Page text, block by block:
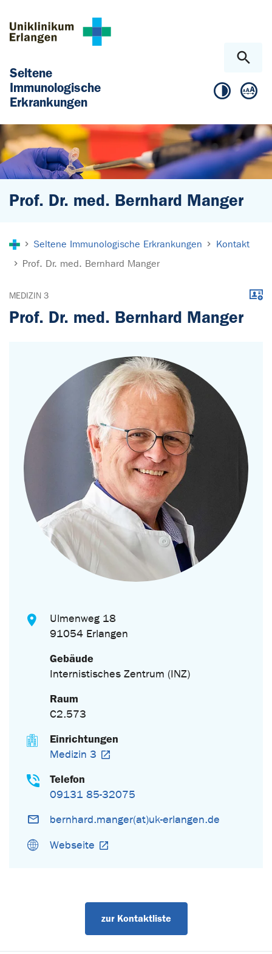
Seltene
Immunologische
Erkrankungen
Prof. Dr. med. Bernhard Manger
Seltene Immunologische Erkrankungen
Kontakt
Prof. Dr. med. Bernhard Manger
MEDIZIN 3
Prof. Dr. med. Bernhard Manger
Ulmenweg 18
91054 Erlangen
Gebäude
Internistisches Zentrum (INZ)
Raum
C2.573
Einrichtungen
Medizin 3
Telefon
09131 85-32075
bernhard.manger(at)uk-erlangen.de
Webseite
zur Kontaktliste